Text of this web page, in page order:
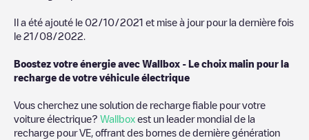
Il a été ajouté le 02/10/2021 et mise à jour pour la dernière fois
le 21/08/2022
Boostez votre énergie avec Wallbox - Le choix malin pour la
recharge de votre véhicule électrique
Vous cherchez une solution de recharge fiable pour votre
voiture électrique? Wallbox est un leader mondial de la
recharge pour VE, offrant des bornes de dernière génération